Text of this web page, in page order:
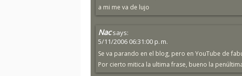
a mi me va de lujo
Nac says:
5/11/2006 06:31:00 p. m.
Se va parando en el blog, pero en YouTube de
Por cierto mitica la ultima frase, bueno la